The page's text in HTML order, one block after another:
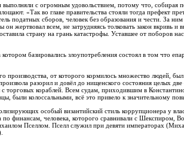
с огромным удовольствием, потому что, собирая
«Так во главе правительства стояли тогда префект
податных сборов, человек без образования и чести. За
жертвовал всем, не затрудняясь толковать закон вкривь
страну на грань катастрофы. Уставшее от поборов
базировались злоупотребления состоял в том что
производства, от которого кормилось множество людей,
разорил и довёл до нищенского состояния целых
кораблей. Всем судам, приходившим в
были колоссальными, всё это привело к значительному
особый византийский стиль коррупционера у
по финансам, человека, которого сравнивали с
Пселлом. Пселл служил при девяти императорах